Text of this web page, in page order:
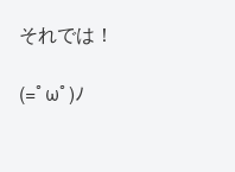
それでは！
(=ﾟωﾟ)ﾉ